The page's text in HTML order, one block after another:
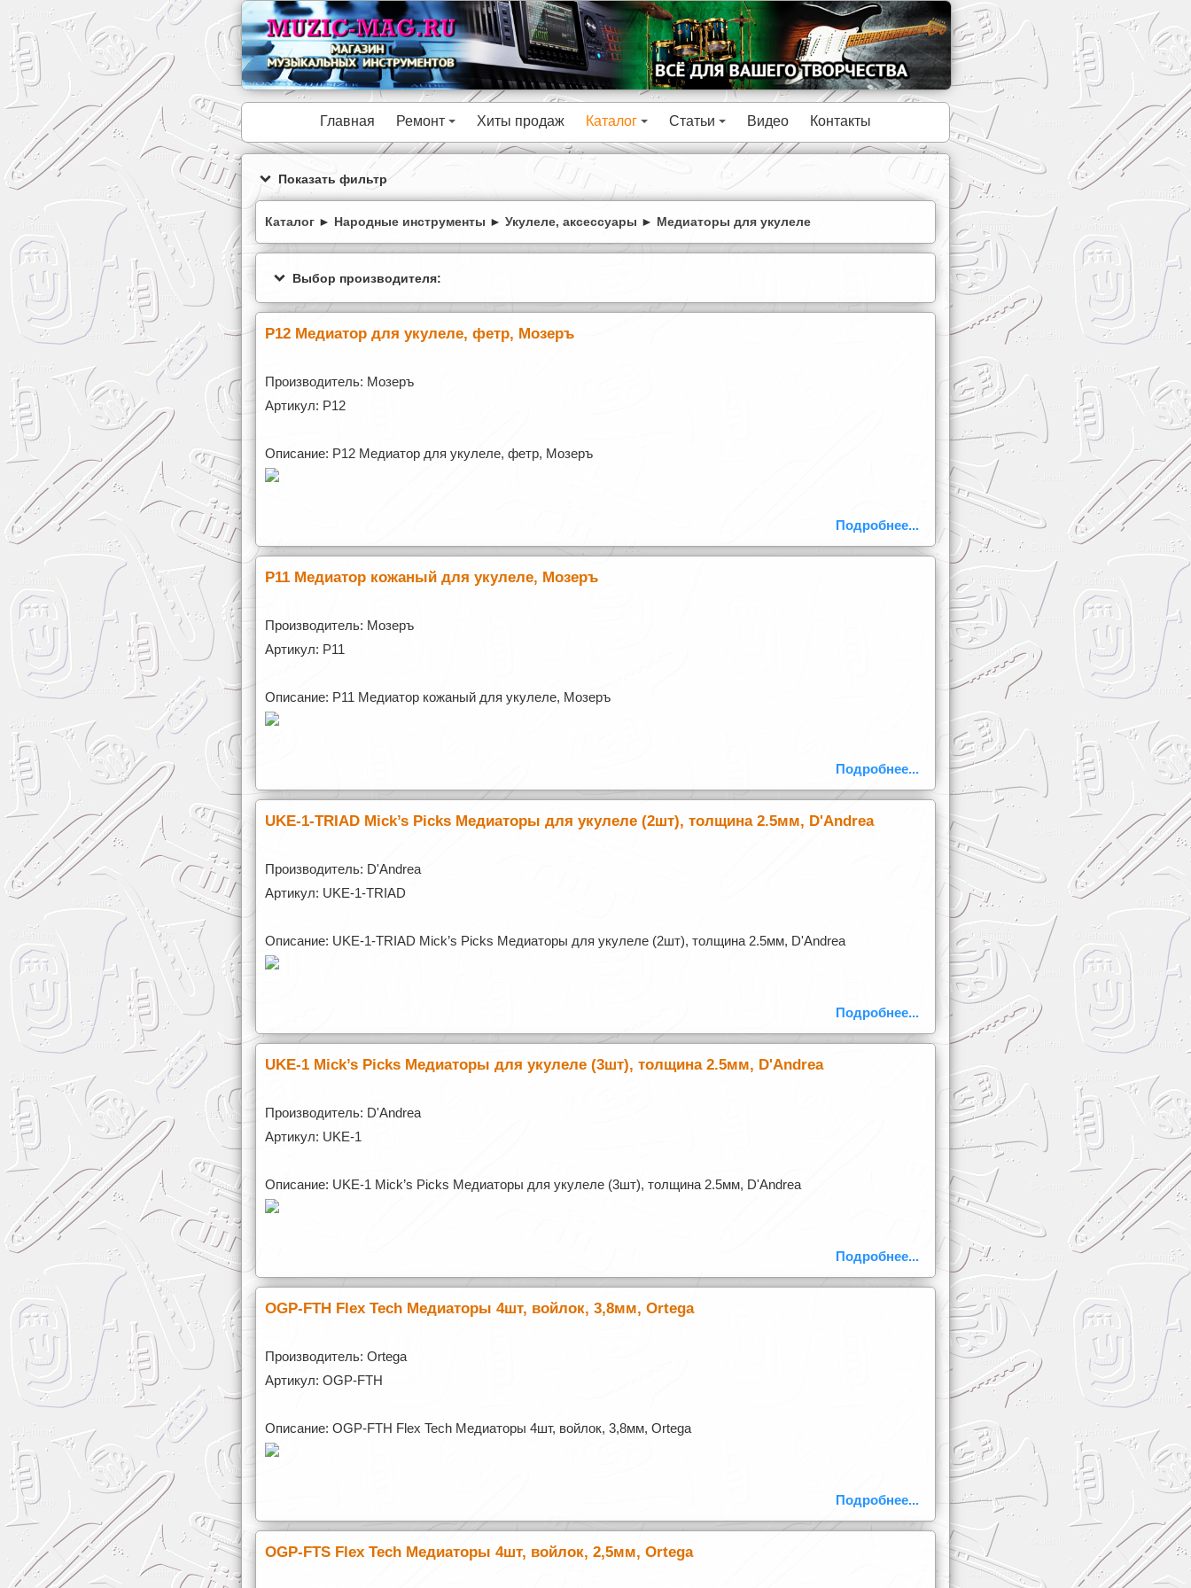
Главная Ремонт Хиты продаж Каталог Статьи Видео Контакты
Показать фильтр
Каталог ► Народные инструменты ► Укулеле, аксессуары ► Медиаторы для укулеле
Выбор производителя:
P12 Медиатор для укулеле, фетр, Мозеръ
Производитель: Мозеръ
Артикул: P12
Описание: P12 Медиатор для укулеле, фетр, Мозеръ
Подробнее...
P11 Медиатор кожаный для укулеле, Мозеръ
Производитель: Мозеръ
Артикул: P11
Описание: P11 Медиатор кожаный для укулеле, Мозеръ
Подробнее...
UKE-1-TRIAD Mick’s Picks Медиаторы для укулеле (2шт), толщина 2.5мм, D'Andrea
Производитель: D'Andrea
Артикул: UKE-1-TRIAD
Описание: UKE-1-TRIAD Mick’s Picks Медиаторы для укулеле (2шт), толщина 2.5мм, D'Andrea
Подробнее...
UKE-1 Mick’s Picks Медиаторы для укулеле (3шт), толщина 2.5мм, D'Andrea
Производитель: D'Andrea
Артикул: UKE-1
Описание: UKE-1 Mick’s Picks Медиаторы для укулеле (3шт), толщина 2.5мм, D'Andrea
Подробнее...
OGP-FTH Flex Tech Медиаторы 4шт, войлок, 3,8мм, Ortega
Производитель: Ortega
Артикул: OGP-FTH
Описание: OGP-FTH Flex Tech Медиаторы 4шт, войлок, 3,8мм, Ortega
Подробнее...
OGP-FTS Flex Tech Медиаторы 4шт, войлок, 2,5мм, Ortega